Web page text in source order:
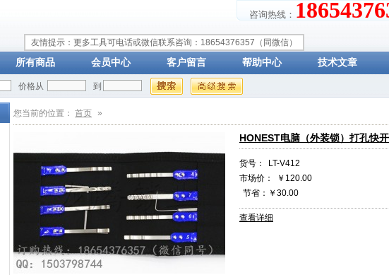
友情提示：更多工具可电话或微信联系咨询：18654376357（同微信）
咨询热线：
所有商品 会员中心 客户留言 帮助中心 技术文章
价格从 到
您当前的位置： 首页 »
HONEST电脑（外装锁）打孔快开
货号： LT-V412
市场价：
￥120.00
节省：￥30.00
查看详细